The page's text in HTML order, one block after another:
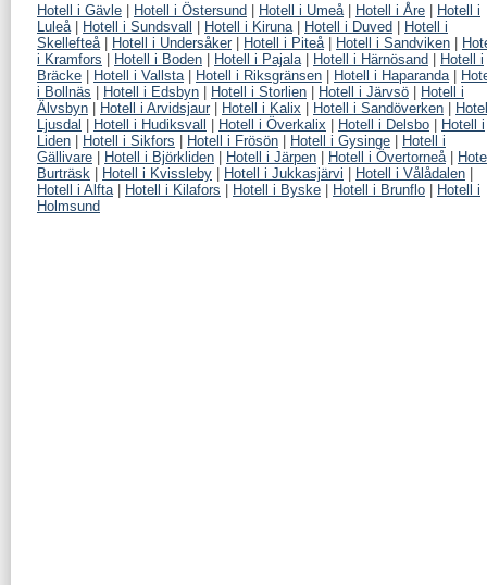
Hotell i Gävle | Hotell i Östersund | Hotell i Umeå | Hotell i Åre | Hotell i
Luleå | Hotell i Sundsvall | Hotell i Kiruna | Hotell i Duved | Hotell i
Skellefteå | Hotell i Undersåker | Hotell i Piteå | Hotell i Sandviken |
i Kramfors | Hotell i Boden | Hotell i Pajala | Hotell i Härnösand | Hotell i
Bräcke | Hotell i Vallsta | Hotell i Riksgränsen | Hotell i Haparanda |
i Bollnäs | Hotell i Edsbyn | Hotell i Storlien | Hotell i Järvsö | Hotell i
Älvsbyn | Hotell i Arvidsjaur | Hotell i Kalix | Hotell i Sandöverken |
Ljusdal | Hotell i Hudiksvall | Hotell i Överkalix | Hotell i Delsbo | Hotell i
Liden | Hotell i Sikfors | Hotell i Frösön | Hotell i Gysinge | Hotell i
Gällivare | Hotell i Björkliden | Hotell i Järpen | Hotell i Övertorneå |
Burträsk | Hotell i Kvissleby | Hotell i Jukkasjärvi | Hotell i Vålådalen |
Hotell i Alfta | Hotell i Kilafors | Hotell i Byske | Hotell i Brunflo | Hotell i
Holmsund